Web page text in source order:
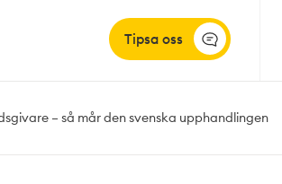
Tipsa oss
– så mår den svenska upphandlingen